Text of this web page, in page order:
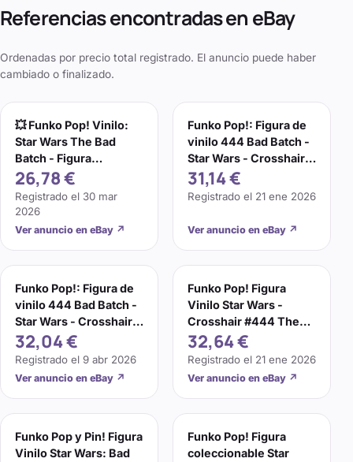
Referencias encontradas en eBay
Ordenadas por precio total registrado. El anuncio puede haber
cambiado o finalizado.
💥 Funko Pop! Vinilo:
Star Wars The Bad
Batch - Figura
Crosshair Kamino
#444
26,78 €
Registrado el 30 mar
2026
Ver anuncio en eBay ↗
Funko Pop!: Figura de
vinilo 444 Bad Batch -
Star Wars - Crosshair
[juguete nuevo]
31,14 €
Registrado el 21 ene 2026
Ver anuncio en eBay ↗
Funko Pop!: Figura de
vinilo 444 Bad Batch -
Star Wars - Crosshair
[juguete nuevo]
32,04 €
Registrado el 9 abr 2026
Ver anuncio en eBay ↗
Funko Pop! Figura
Vinilo Star Wars -
Crosshair #444 The
Bad Batch
32,64 €
Registrado el 21 ene 2026
Ver anuncio en eBay ↗
Funko Pop y Pin! Figura
Vinilo Star Wars: Bad
Funko Pop! Figura
coleccionable Star